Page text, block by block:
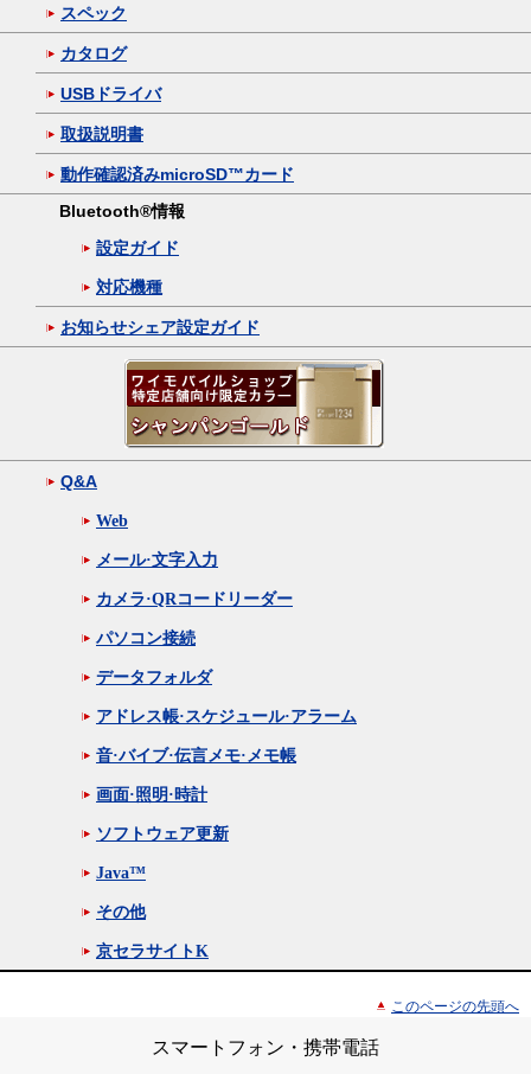
スペック
カタログ
USBドライバ
取扱説明書
動作確認済みmicroSD™カード
Bluetooth®情報
設定ガイド
対応機種
お知らせシェア設定ガイド
Q&A
Web
メール·文字入力
カメラ·QRコードリーダー
パソコン接続
データフォルダ
アドレス帳·スケジュール·アラーム
音·バイブ·伝言メモ·メモ帳
画面·照明·時計
ソフトウェア更新
Java™
その他
京セラサイトK
このページの先頭へ
スマートフォン・携帯電話